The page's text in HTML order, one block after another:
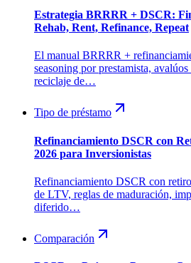
Estrategia BRRRR + DSCR:
Rehab, Rent, Refinance, Repeat
El manual BRRRR +
seasoning por prestamista,
reciclaje de…
Tipo de préstamo
Refinanciamiento DSCR con
2026 para Inversionistas
Refinanciamiento DSCR con
de LTV, reglas de maduración,
diferido…
Comparación